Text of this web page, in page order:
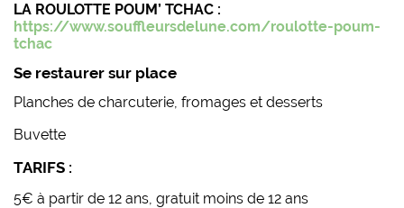
LA ROULOTTE POUM’ TCHAC :
https://www.souffleursdelune.com/roulotte-poum-
tchac
Se restaurer sur place
Planches de charcuterie, fromages et desserts
Buvette
TARIFS :
5€ à partir de 12 ans, gratuit moins de 12 ans